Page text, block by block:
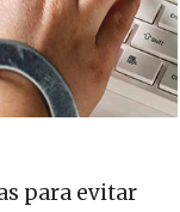
para evitar